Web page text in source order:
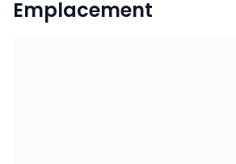
Emplacement